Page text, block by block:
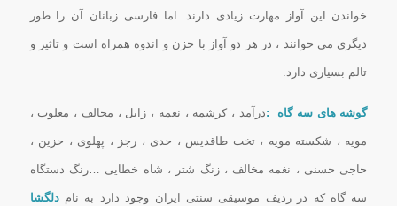
خواندن این آواز مهارت زیادی دارند. اما فارسی زبانان آن را طور
دیگری می خوانند ، در هر دو آواز با حزن و اندوه همراه است و تاثیر و
تالم بسیاری دارد.
گوشه های سه گاه :درآمد ، كرشمه ، نغمه ، زابل ، مخالف ، مغلوب ،
مویه ، شكسته مویه ، تخت طاقدیس ، حدی ، رجز ، پهلوی ، حزین ،
حاجی حسنی ، نغمه مخالف ، زنگ شتر ، شاه خطایی …رنگ دستگاه
سه گاه كه در ردیف موسیقی سنتی ایران وجود دارد به نامدلگشا